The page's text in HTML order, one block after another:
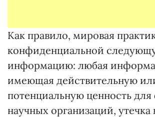
Как правило, мировая
конфиденциальной
информацию: любая
имеющая действительную
потенциальную ценность
научных организаций, утечка